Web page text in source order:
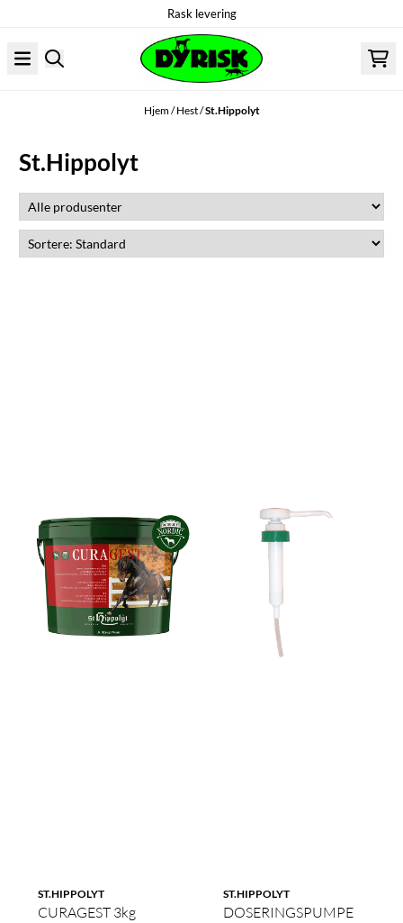
Rask levering
Hjem/Hest/St.Hippolyt
St.Hippolyt
ST.HIPPOLYT
CURAGEST 3kg
ST.HIPPOLYT
DOSERINGSPUMPE